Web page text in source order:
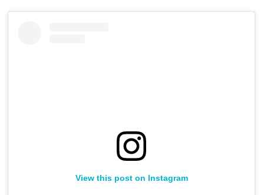
View this post on Instagram